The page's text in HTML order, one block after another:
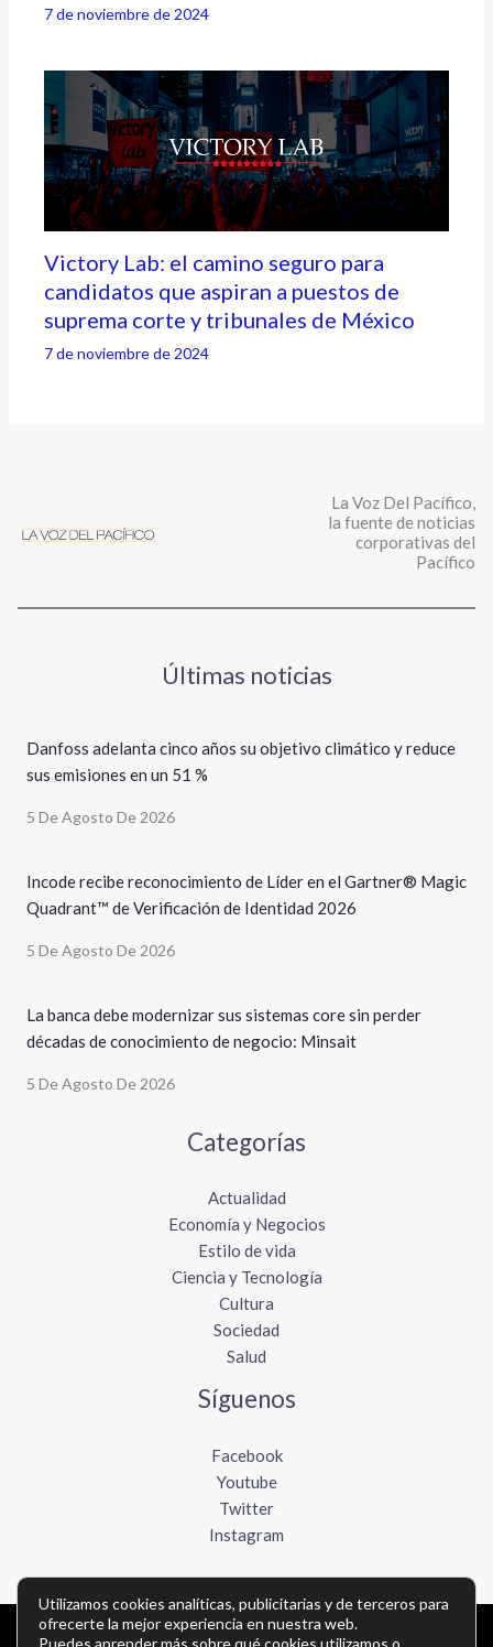
7 de noviembre de 2024
Victory Lab: el camino seguro para
candidatos que aspiran a puestos de
suprema corte y tribunales de México
7 de noviembre de 2024
La Voz Del Pacífico,
la fuente de noticias
corporativas del
Pacífico
Últimas noticias
Danfoss adelanta cinco años su objetivo climático y reduce
sus emisiones en un 51 %
5 De Agosto De 2026
Incode recibe reconocimiento de Líder en el Gartner® Magic
Quadrant™ de Verificación de Identidad 2026
5 De Agosto De 2026
La banca debe modernizar sus sistemas core sin perder
décadas de conocimiento de negocio: Minsait
5 De Agosto De 2026
Categorías
Actualidad
Economía y Negocios
Estilo de vida
Ciencia y Tecnología
Cultura
Sociedad
Salud
Síguenos
Facebook
Youtube
Twitter
Instagram
Copyright © Todos los derechos reservados -
Utilizamos cookies analíticas, publicitarias y de terceros para
ofrecerte la mejor experiencia en nuestra web.
Puedes aprender más sobre qué cookies utilizamos o